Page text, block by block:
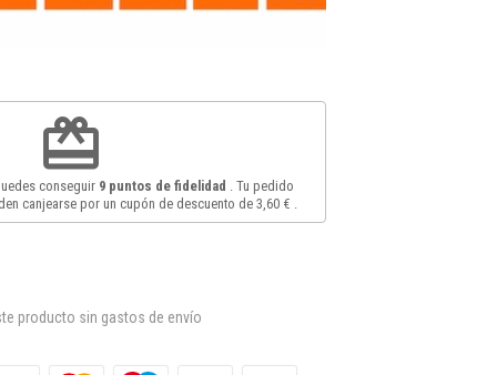
redeem
conseguir 9 puntos de fidelidad . Tu pedido
canjearse por un cupón de descuento de 3,60 €
producto sin gastos de envío